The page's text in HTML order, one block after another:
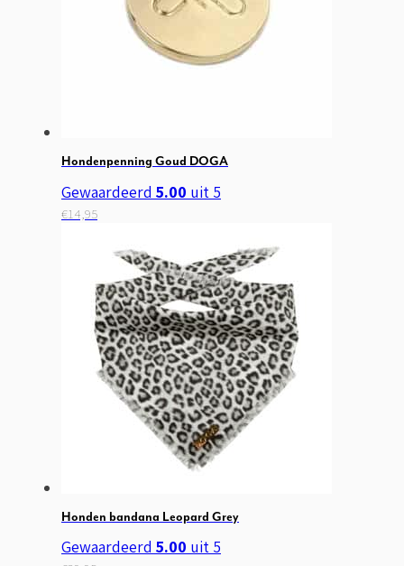
gekozen
worden
op
Hondenpenning Goud DOGA
Gewaardeerd 5.00 uit 5
€14,95
Honden bandana Leopard Grey
Gewaardeerd 5.00 uit 5